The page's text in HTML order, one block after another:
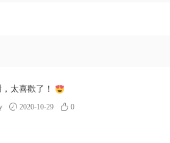
太喜歡了！
2020-10-29 0